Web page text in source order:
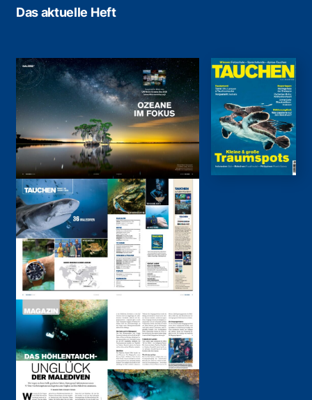
Das aktuelle Heft